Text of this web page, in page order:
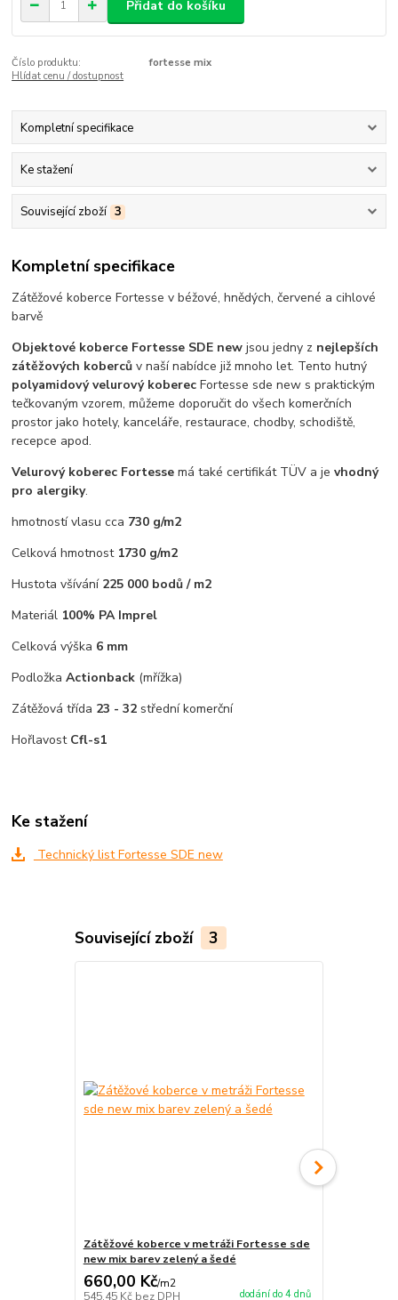
Přidat do košíku
Číslo produktu:
fortesse mix
Hlídat cenu / dostupnost
Kompletní specifikace
Ke stažení
Související zboží 3
Kompletní specifikace
Zátěžové koberce Fortesse v béžové, hnědých, červené a cihlové
barvě
Objektové koberce Fortesse SDE new jsou jedny z nejlepších
zátěžových koberců v naší nabídce již mnoho let. Tento hutný
polyamidový velurový koberec Fortesse sde new s praktickým
tečkovaným vzorem, můžeme doporučit do všech komerčních
prostor jako hotely, kanceláře, restaurace, chodby, schodiště,
recepce apod.
Velurový koberec Fortesse má také certifikát TÜV a jevhodný
pro alergiky.
hmotností vlasu cca 730 g/m2
Celková hmotnost 1730 g/m2
Hustota všívání 225 000 bodů / m2
Materiál 100% PA Imprel
Celková výška 6 mm
PodložkaActionback (mřížka)
Zátěžová třída 23 - 32 střední komerční
Hořlavost Cfl-s1
Ke stažení
Technický list Fortesse SDE new
Související zboží 3
Zátěžové koberce v metráži Fortesse sde
new mix barev zelený a šedé
660,00 Kč/m2
545,45 Kč bez DPH dodání do 4 dnů